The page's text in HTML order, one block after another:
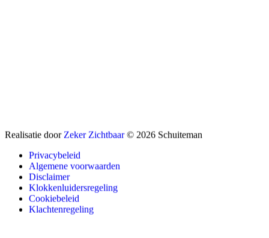
Realisatie door Zeker Zichtbaar © 2026 Schuiteman
Privacybeleid
Algemene voorwaarden
Disclaimer
Klokkenluidersregeling
Cookiebeleid
Klachtenregeling